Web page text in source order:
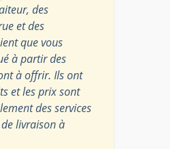
des
et des
que vous
à partir des
à offrir. Ils ont
et les prix sont
des services
livraison à